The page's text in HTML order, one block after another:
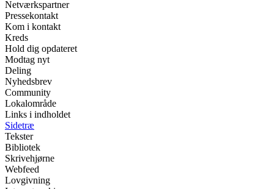
Netværkspartner
Pressekontakt
Kom i kontakt
Kreds
Hold dig opdateret
Modtag nyt
Deling
Nyhedsbrev
Community
Lokalområde
Links i indholdet
Sidetræ
Tekster
Bibliotek
Skrivehjørne
Webfeed
Lovgivning